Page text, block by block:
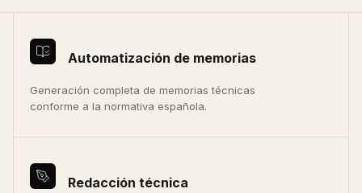
Automatización de memorias
Generación completa de memorias técnicas
conforme a la normativa española.
Redacción técnica